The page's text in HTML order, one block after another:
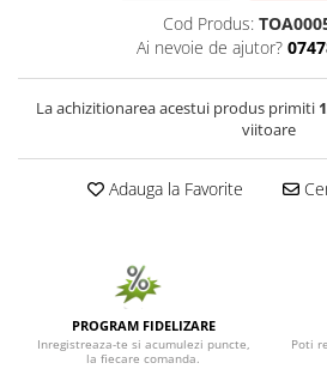
Cod Produs:
Ai nevoie de ajutor?
La achizitionarea acestui produs primiti
viitoare
Adauga la Favorite
PROGRAM FIDELIZARE
Inregistreaza-te si acumulezi puncte,
la fiecare comanda.
Poti